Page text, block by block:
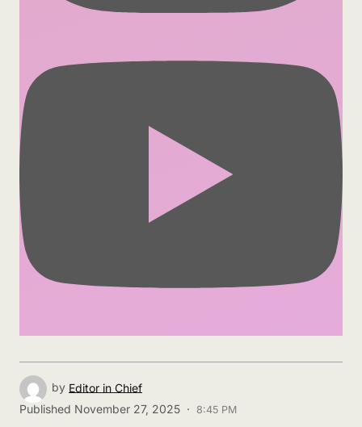
by Editor in Chief
Published November 27, 2025 · 8:45 PM